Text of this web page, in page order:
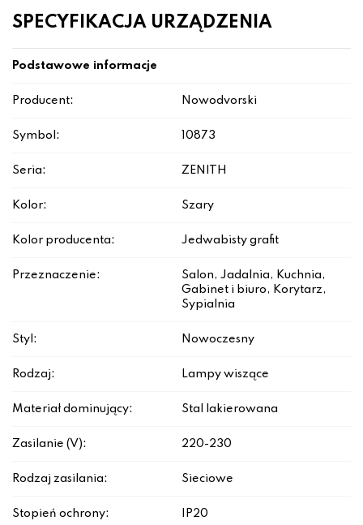
SPECYFIKACJA URZĄDZENIA
Podstawowe informacje
Producent: Nowodvorski
Symbol: 10873
Seria: ZENITH
Kolor: Szary
Kolor producenta: Jedwabisty grafit
Przeznaczenie:
Salon, Jadalnia, Kuchnia,
Gabinet i biuro, Korytarz,
Sypialnia
Styl: Nowoczesny
Rodzaj: Lampy wiszące
Materiał dominujący: Stal lakierowana
Zasilanie (V): 220-230
Rodzaj zasilania: Sieciowe
Stopień ochrony: IP20